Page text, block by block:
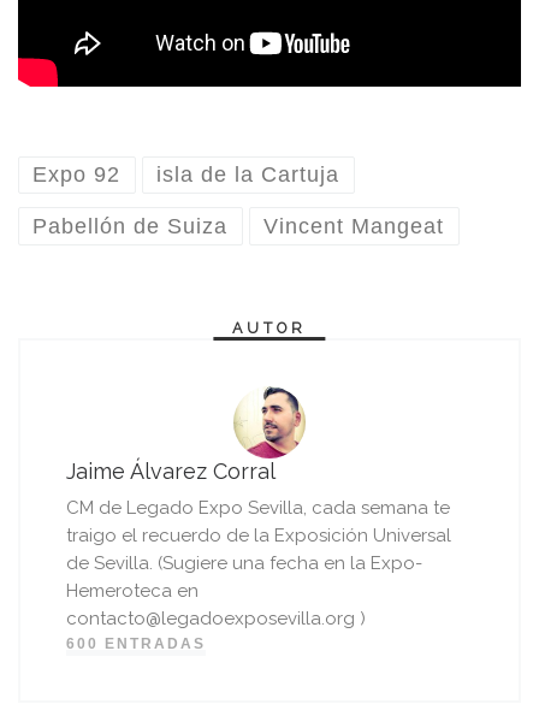
Expo 92 isla de la Cartuja
Pabellón de Suiza Vincent Mangeat
AUTOR
Jaime Álvarez Corral
CM de Legado Expo Sevilla, cada semana te
traigo el recuerdo de la Exposición Universal
de Sevilla. (Sugiere una fecha en la Expo-
Hemeroteca en
contacto@legadoexposevilla.org )
600 ENTRADAS